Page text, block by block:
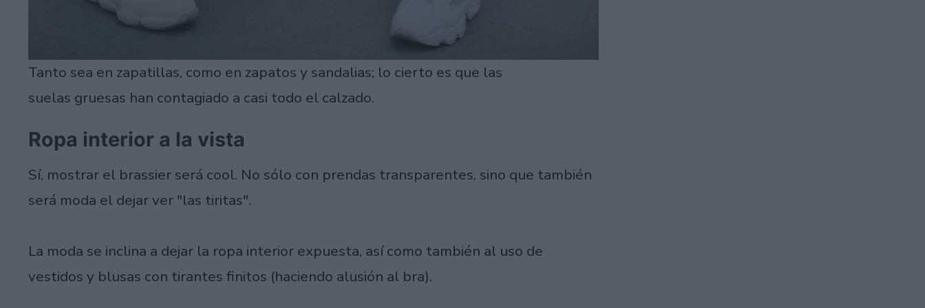
Tanto sea en zapatillas, como en zapatos y sandalias; lo cierto es que las
suelas gruesas han contagiado a casi todo el calzado.
Ropa interior a la vista
Sí, mostrar el brassier será cool. No sólo con prendas transparentes, sino que también
será moda el dejar ver "las tiritas".
La moda se inclina a dejar la ropa interior expuesta, así como también al uso de
vestidos y blusas con tirantes finitos (haciendo alusión al bra).